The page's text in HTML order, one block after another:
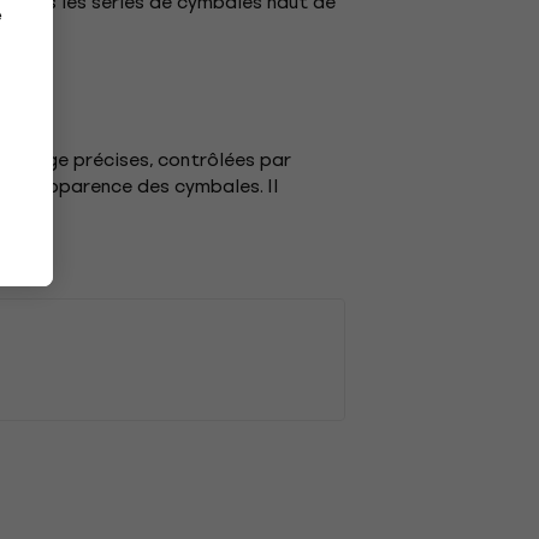
précises, contrôlées par
l'apparence des cymbales. Il